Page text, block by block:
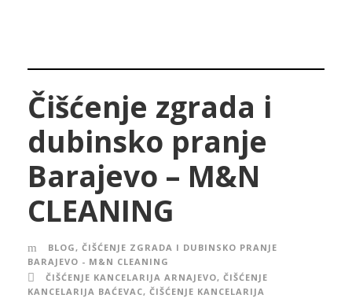
Čišćenje zgrada i
dubinsko pranje
Barajevo – M&N
CLEANING
BLOG , ČIŠĆENJE ZGRADA I DUBINSKO PRANJE
BARAJEVO - M&N CLEANING
ČIŠĆENJE KANCELARIJA ARNAJEVO, ČIŠĆENJE
KANCELARIJA BAĆEVAC, ČIŠĆENJE KANCELARIJA